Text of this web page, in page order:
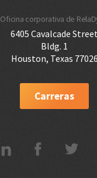
Oficina corporativa de
6405 Cavalcade Street
Bldg. 1
Houston, Texas 77026
Carreras